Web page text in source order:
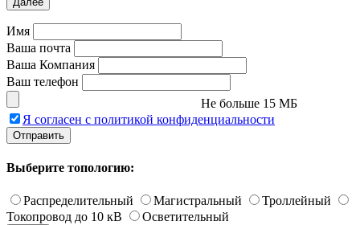
Имя
Ваша почта
Ваша Компания
Ваш телефон
Не больше 15 МБ
Я согласен с политикой конфиденциальности
Отправить
Выберите топологию:
Распределительный Магистральный
Троллейный
Токопровод до 10 кВ
Осветительный